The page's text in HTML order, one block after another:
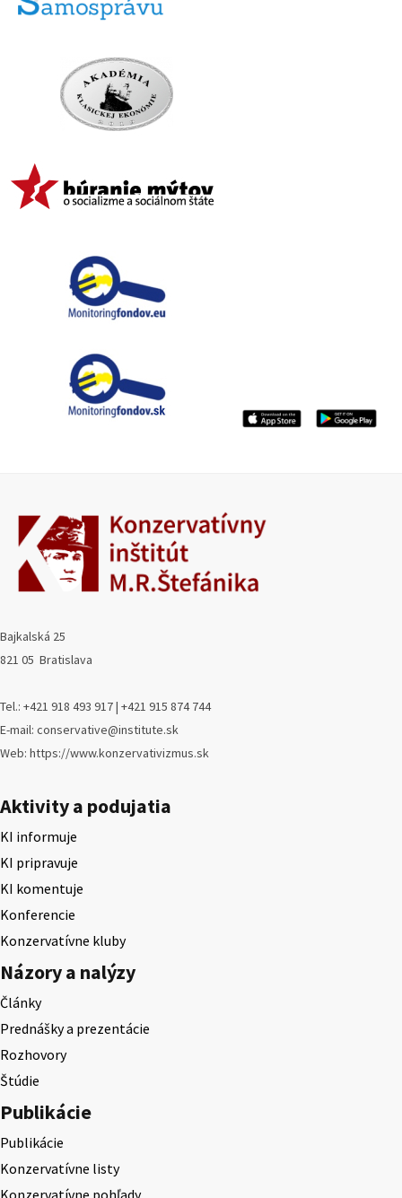
Bajkalská 25
821 05 Bratislava
Tel.: +421 918 493 917 | +421 915 874 744
E-mail: conservative@institute.sk
Web: https://www.konzervativizmus.sk
Aktivity a podujatia
KI informuje
KI pripravuje
KI komentuje
Konferencie
Konzervatívne kluby
Názory a nalýzy
Články
Prednášky a prezentácie
Rozhovory
Štúdie
Publikácie
Publikácie
Konzervatívne listy
Konzervatívne pohľady